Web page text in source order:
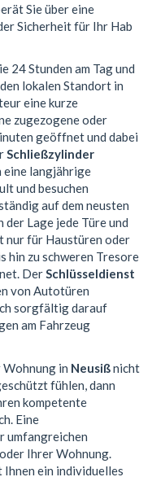
Sie über eine
Sicherheit für Ihr Hab
24 Stunden am Tag und
lokalen Standort in
eine kurze
zugezogene oder
geöffnet und dabei
Schließzylinder
eine langjährige
und besuchen
auf dem neusten
der Lage jede Türe und
nur für Haustüren oder
hin zu schweren Tresore
DerSchlüsseldienst
von Autotüren
sorgfältig darauf
am Fahrzeug
Wohnung in Neusißnicht
fühlen, dann
kompetente
Eine
umfangreichen
Ihrer Wohnung.
ein individuelles